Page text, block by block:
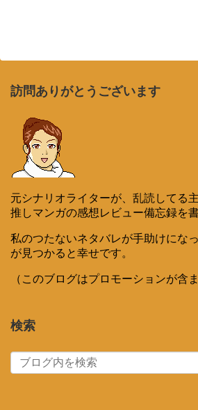
訪問ありがとうございます
元シナリオライターが、乱読してる
推しマンガの感想レビュー備忘録を
私のつたないネタバレが手助けにな
が見つかると幸せです。
（このブログはプロモーションが含
検索